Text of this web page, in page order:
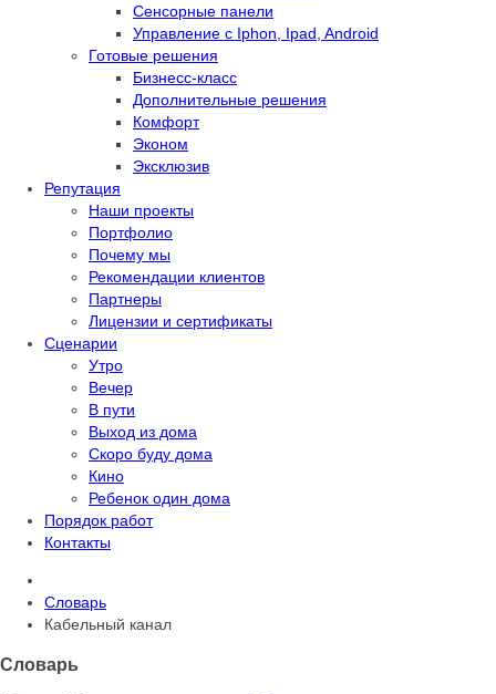
Сенсорные панели
Управление с Iphon, Ipad, Android
Готовые решения
Бизнесс-класс
Дополнительные решения
Комфорт
Эконом
Эксклюзив
Репутация
Наши проекты
Портфолио
Почему мы
Рекомендации клиентов
Партнеры
Лицензии и сертификаты
Сценарии
Утро
Вечер
В пути
Выход из дома
Скоро буду дома
Кино
Ребенок один дома
Порядок работ
Контакты
Словарь
Кабельный канал
Словарь